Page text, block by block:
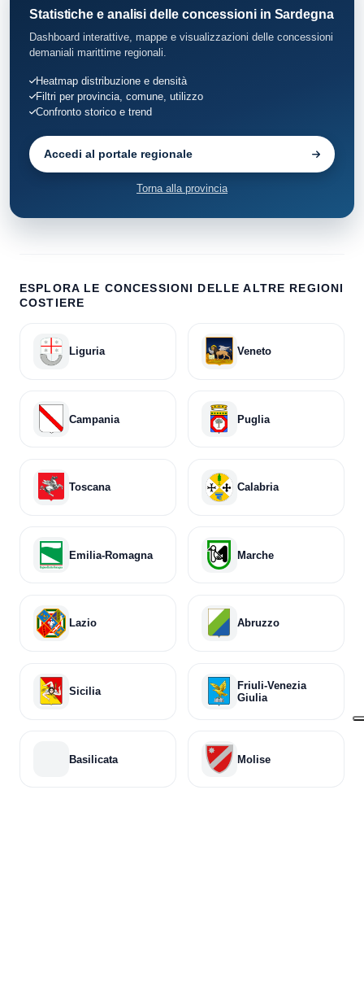
Statistiche e analisi delle concessioni in Sardegna
Dashboard interattive, mappe e visualizzazioni delle concessioni
demaniali marittime regionali.
Heatmap distribuzione e densità
Filtri per provincia, comune, utilizzo
Confronto storico e trend
Accedi al portale regionale
Torna alla provincia
ESPLORA LE CONCESSIONI DELLE ALTRE REGIONI
COSTIERE
Liguria Veneto
Campania Puglia
Toscana Calabria
Emilia-Romagna Marche
Lazio Abruzzo
Sicilia
Friuli-Venezia
Giulia
Basilicata Molise